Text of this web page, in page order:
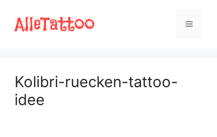
Inhalt
springen
Menü
Kolibri-ruecken-tattoo-
idee